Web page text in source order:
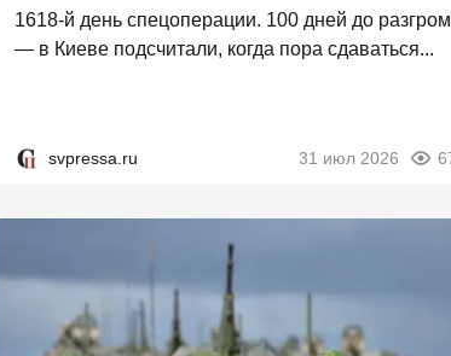
1618-й день спецоперации. 100 дней до
— в Киеве подсчитали, когда пора сдаваться...
svpressa.ru 31 июл 2026